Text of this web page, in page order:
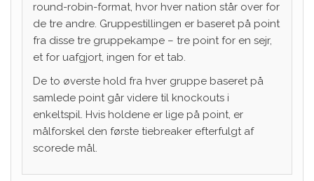
round-robin-format, hvor hver nation står over for
de tre andre. Gruppestillingen er baseret på point
fra disse tre gruppekampe – tre point for en sejr,
et for uafgjort, ingen for et tab.
De to øverste hold fra hver gruppe baseret på
samlede point går videre til knockouts i
enkeltspil. Hvis holdene er lige på point, er
målforskel den første tiebreaker efterfulgt af
scorede mål.